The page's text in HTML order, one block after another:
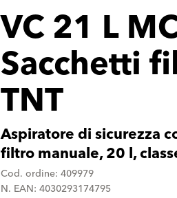
VC 21 L
Sacchetti
TNT
Aspiratore di sicurezza
filtro manuale, 20 l,
Cod. ordine: 409979
N. EAN: 4030293174795